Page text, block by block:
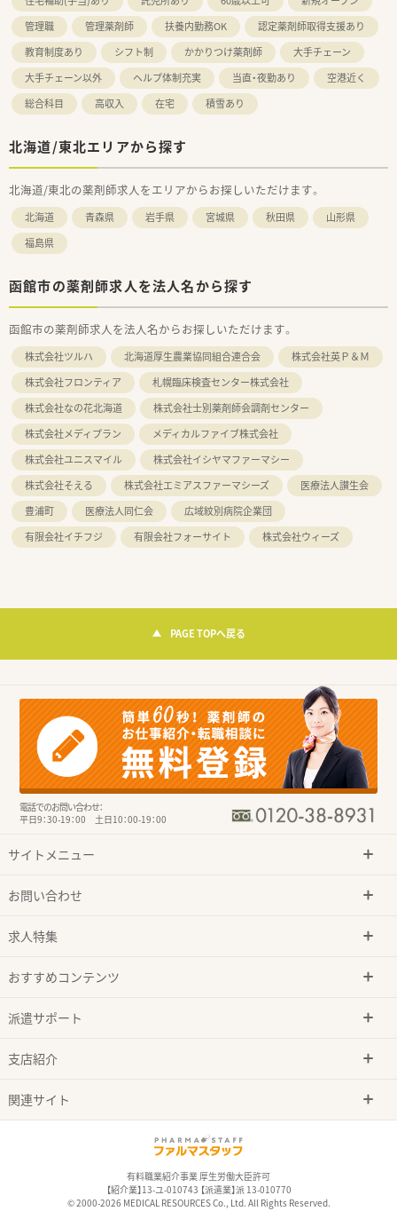
管理職
管理薬剤師 扶養内勤務OK
認定薬剤師取得支援あり
教育制度あり
シフト制 かかりつけ薬剤師
大手チェーン
大手チェーン以外
ヘルプ体制充実 当直・夜勤あり
空港近く
総合科目
高収入 在宅 積雪あり
北海道/東北エリアから探す
北海道/東北の薬剤師求人をエリアからお探しいただけます。
北海道 青森県 岩手県 宮城県 秋田県
山形県
福島県
函館市の薬剤師求人を法人名から探す
函館市の薬剤師求人を法人名からお探しいただけます。
株式会社ツルハ 北海道厚生農業協同組合連合会
株式会社英Ｐ＆Ｍ
株式会社フロンティア
札幌臨床検査センター株式会社
株式会社なの花北海道
株式会社士別薬剤師会調剤センター
株式会社メディプラン
メディカルファイブ株式会社
株式会社ユニスマイル
株式会社イシヤマファーマシー
株式会社そえる
株式会社エミアスファーマシーズ
医療法人讃生会
豊浦町
医療法人同仁会
広域紋別病院企業団
有限会社イチフジ
有限会社フォーサイト 株式会社ウィーズ
PAGE TOPへ戻る
電話でのお問い合わせ：
平日9：30-19：00 土日10：00-19：00
サイトメニュー
お問い合わせ
求人特集
おすすめコンテンツ
派遣サポート
支店紹介
関連サイト
有料職業紹介事業 厚生労働大臣許可
【紹介業】13-ユ-010743 【派遣業】派 13-010770
© 2000-2026 MEDICAL RESOURCES Co., Ltd. All Rights Reserved.